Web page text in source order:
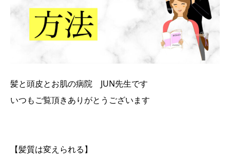
髪と頭皮とお肌の病院 JUN先生です
いつもご覧頂きありがとうございます
【髪質は変えられる】